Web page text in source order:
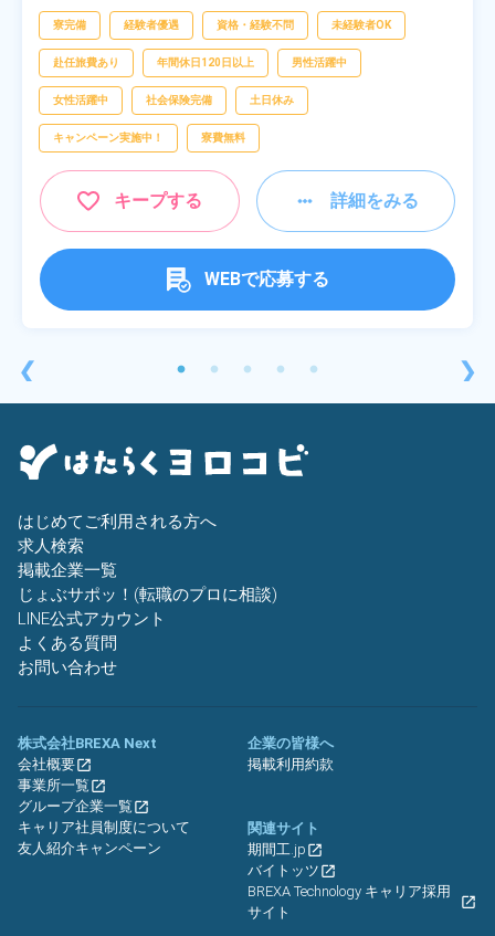
❮
寮完備 経験者優遇 資格・経験不問 未経験者OK
赴任旅費あり 年間休日120日以上 男性活躍中
女性活躍中 社会保険完備 土日休み
キャンペーン実施中！ 寮費無料
キープする 詳細をみる
WEBで応募する
❯
はじめてご利用される方へ
求人検索
掲載企業一覧
じょぶサポッ！(転職のプロに相談)
LINE公式アカウント
よくある質問
お問い合わせ
株式会社BREXA Next
会社概要
事業所一覧
グループ企業一覧
キャリア社員制度について
友人紹介キャンペーン
企業の皆様へ
掲載利用約款
関連サイト
期間工.jp
バイトッツ
BREXA Technology キャリア採用
サイト